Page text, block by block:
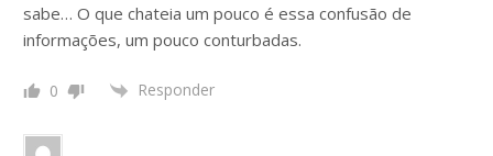
sabe… O que chateia um pouco é essa confusão de
informações, um pouco conturbadas.
0 Responder